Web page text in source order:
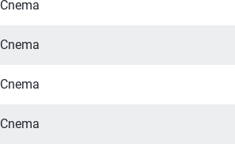
Cnema
Cnema
Cnema
Cnema